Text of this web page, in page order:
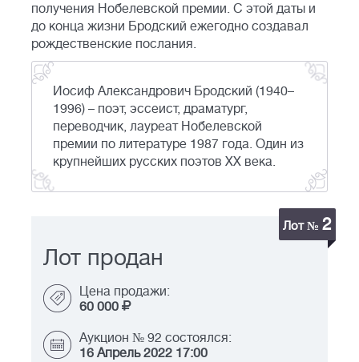
получения Нобелевской премии. С этой даты и
до конца жизни Бродский ежегодно создавал
рождественские послания.
Иосиф Александрович Бродский (1940–
1996) – поэт, эссеист, драматург,
переводчик, лауреат Нобелевской
премии по литературе 1987 года. Один из
крупнейших русских поэтов XX века.
Лот № 2
Лот продан
Цена продажи:
60 000
Аукцион № 92 состоялся:
16 Апрель 2022 17:00